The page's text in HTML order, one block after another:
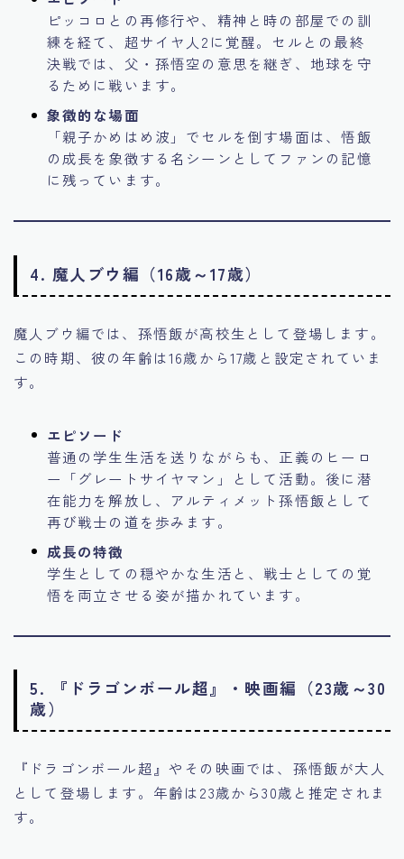
ピッコロとの再修行や、精神と時の部屋での訓
練を経て、超サイヤ人2に覚醒。セルとの最終
決戦では、父・孫悟空の意思を継ぎ、地球を守
るために戦います。
象徴的な場面
「親子かめはめ波」でセルを倒す場面は、悟飯
の成長を象徴する名シーンとしてファンの記憶
に残っています。
4. 魔人ブウ編（16歳～17歳）
魔人ブウ編では、孫悟飯が高校生として登場します。
この時期、彼の年齢は16歳から17歳と設定されていま
す。
エピソード
普通の学生生活を送りながらも、正義のヒーロ
ー「グレートサイヤマン」として活動。後に潜
在能力を解放し、アルティメット孫悟飯として
再び戦士の道を歩みます。
成長の特徴
学生としての穏やかな生活と、戦士としての覚
悟を両立させる姿が描かれています。
5. 『ドラゴンボール超』・映画編（23歳～30
歳）
『ドラゴンボール超』やその映画では、孫悟飯が大人
として登場します。年齢は23歳から30歳と推定されま
す。